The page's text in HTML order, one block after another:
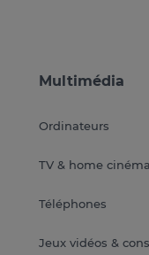
Multimédia
Ordinateurs
TV & home cinéma
Téléphones
Jeux vidéos &